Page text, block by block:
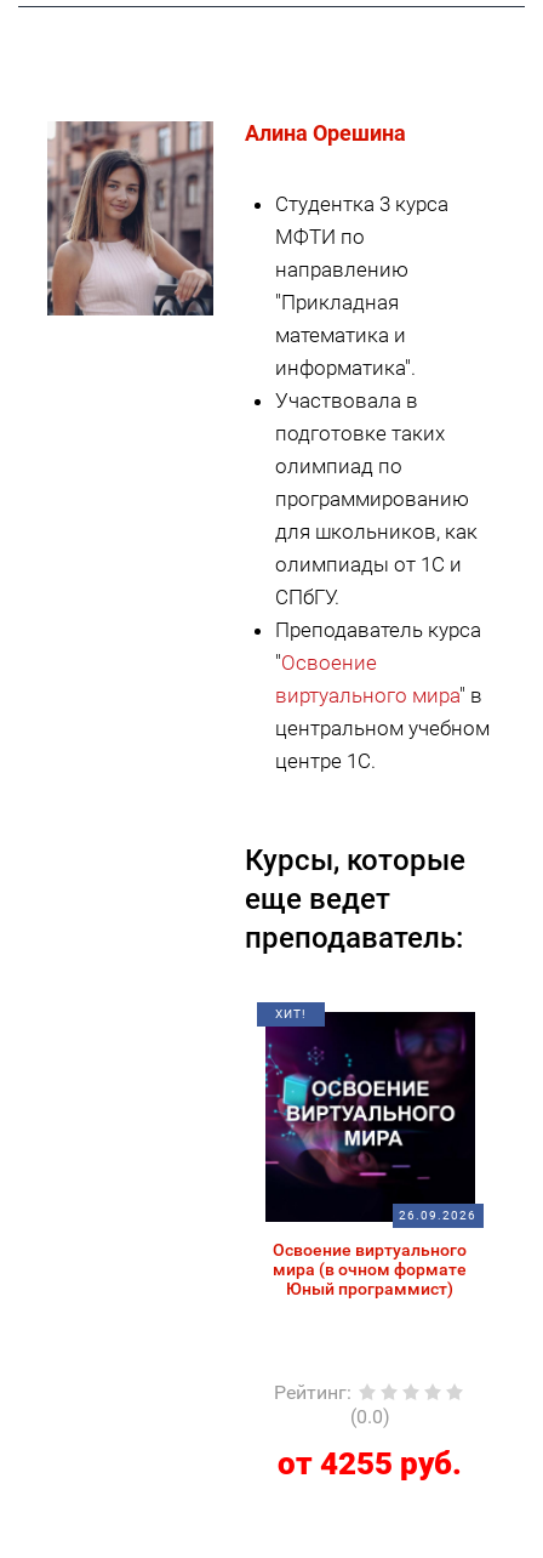
Алина Орешина
Студентка 3 курса
МФТИ по
направлению
"Прикладная
математика и
информатика".
Участвовала в
подготовке таких
олимпиад по
программированию
для школьников, как
олимпиады от 1С и
СПбГУ.
Преподаватель курса
"Освоение
виртуального мира" в
центральном учебном
центре 1С.
Курсы, которые
еще ведет
преподаватель:
ХИТ!
26.09.2026
Освоение виртуального
мира (в очном формате
Юный программист)
Рейтинг:
(0.0)
от 4255 руб.